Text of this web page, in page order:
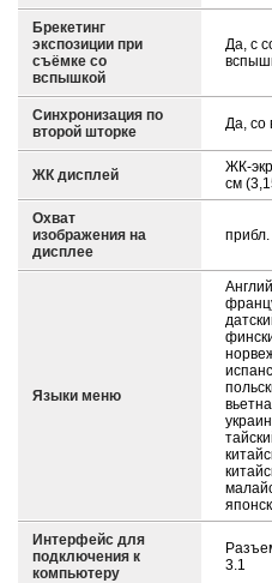
Брекетинг
экспозиции при
съёмке со
вспышкой
Да, с
Синхронизация по
второй шторке
Да, со
ЖК дисплей
ЖК-
см
Охват
изображения на
дисплее
Языки меню
Интерфейс для
подключения к
компьютеру
3.1